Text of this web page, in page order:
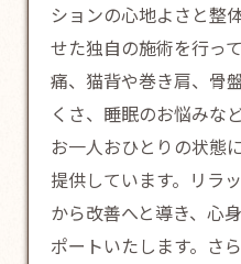
ションの心地よさと整
せた独自の施術を行っ
痛、猫背や巻き肩、骨
くさ、睡眠のお悩みな
お一人おひとりの状態
提供しています。リラ
から改善へと導き、心
ポートいたします。さ